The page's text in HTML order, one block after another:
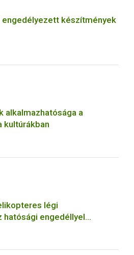
engedélyezett készítmények
alkalmazhatósága a
kultúrákban
légi
hatósági engedéllyel